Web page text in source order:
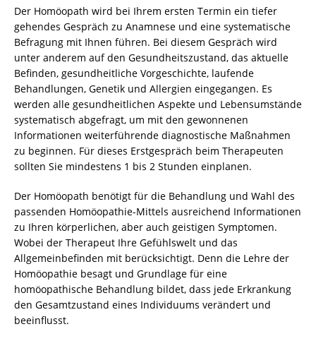
Der Homöopath wird bei Ihrem ersten Termin ein tiefer
gehendes Gespräch zu Anamnese und eine systematische
Befragung mit Ihnen führen. Bei diesem Gespräch wird
unter anderem auf den Gesundheitszustand, das aktuelle
Befinden, gesundheitliche Vorgeschichte, laufende
Behandlungen, Genetik und Allergien eingegangen. Es
werden alle gesundheitlichen Aspekte und Lebensumstände
systematisch abgefragt, um mit den gewonnenen
Informationen weiterführende diagnostische Maßnahmen
zu beginnen. Für dieses Erstgespräch beim Therapeuten
sollten Sie mindestens 1 bis 2 Stunden einplanen.
Der Homöopath benötigt für die Behandlung und Wahl des
passenden Homöopathie-Mittels ausreichend Informationen
zu Ihren körperlichen, aber auch geistigen Symptomen.
Wobei der Therapeut Ihre Gefühlswelt und das
Allgemeinbefinden mit berücksichtigt. Denn die Lehre der
Homöopathie besagt und Grundlage für eine
homöopathische Behandlung bildet, dass jede Erkrankung
den Gesamtzustand eines Individuums verändert und
beeinflusst.